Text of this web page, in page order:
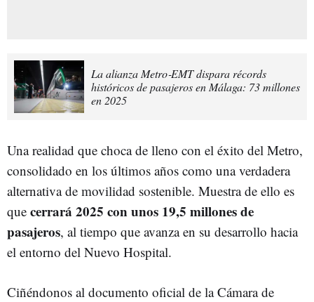
La alianza Metro‑EMT dispara récords
históricos de pasajeros en Málaga: 73 millones
en 2025
Una realidad que choca de lleno con el éxito del Metro,
consolidado en los últimos años como una verdadera
alternativa de movilidad sostenible. Muestra de ello es
que cerrará 2025 con unos 19,5 millones de
pasajeros, al tiempo que avanza en su desarrollo hacia
el entorno del Nuevo Hospital.
Ciñéndonos al documento oficial de la Cámara de